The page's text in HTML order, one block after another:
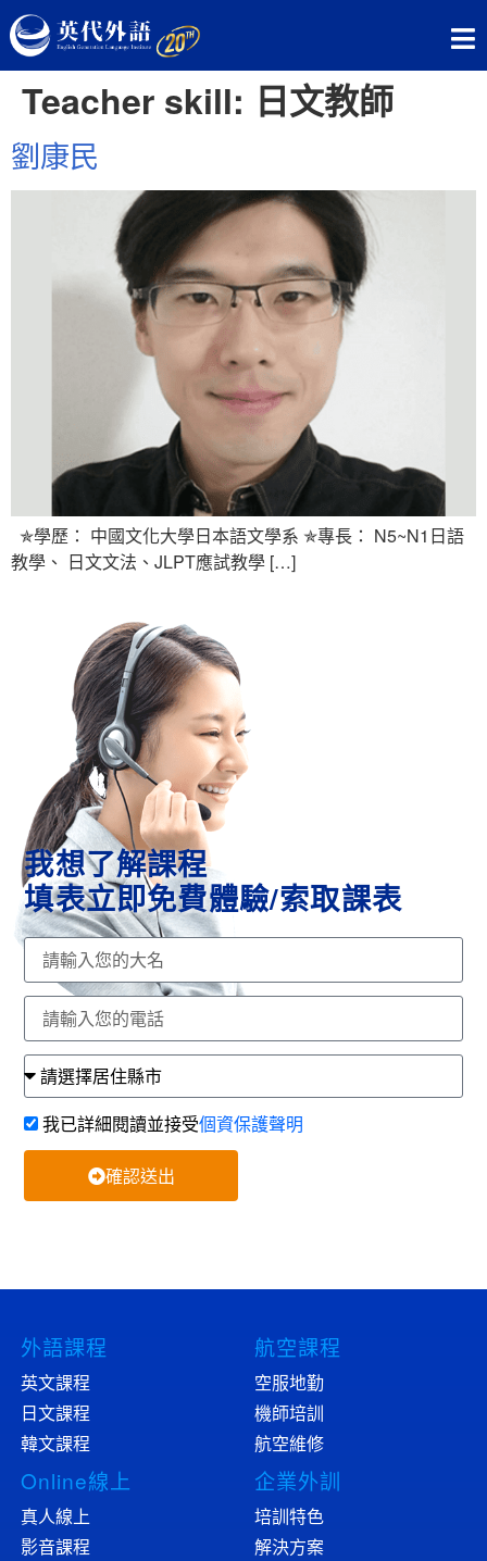
Teacher skill: 日文教師
劉康民
✯學歷： 中國文化大學日本語文學系 ✯專長： N5~N1日語
教學、 日文文法、JLPT應試教學 […]
我想了解課程
填表立即免費體驗/索取課表
我已詳細閱讀並接受個資保護聲明
確認送出
外語課程
英文課程
日文課程
韓文課程
Online線上
真人線上
影音課程
航空課程
空服地勤
機師培訓
航空維修
企業外訓
培訓特色
解決方案